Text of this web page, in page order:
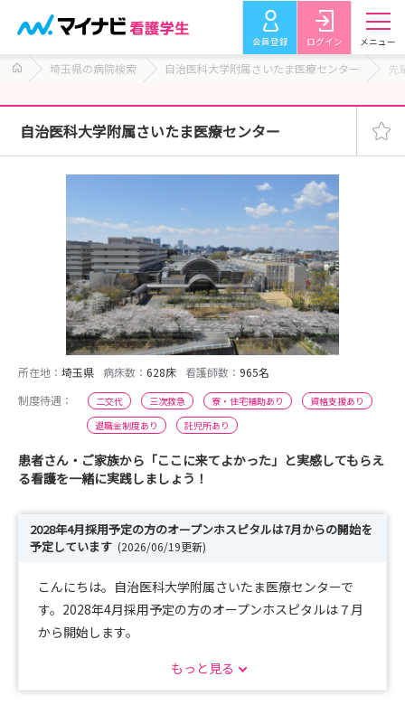
会員登録 ログイン メニュー
埼玉県の病院検索 自治医科大学附属さいたま医療センター 先
自治医科大学附属さいたま医療センター
所在地： 埼玉県 病床数： 628床 看護師数： 965名
制度待遇：
二交代 三次救急 寮・住宅補助あり
資格支援あり
退職金制度あり
託児所あり
患者さん・ご家族から「ここに来てよかった」と実感してもらえ
る看護を一緒に実践しましょう！
2028年4月採用予定の方のオープンホスピタルは7月からの開始を
予定しています (2026/06/19更新)
こんにちは。自治医科大学附属さいたま医療センターで
す。2028年4月採用予定の方のオープンホスピタルは７月
から開始します。
体験を通して、就職先として自分に合うか確かめる機会で
もっと見る